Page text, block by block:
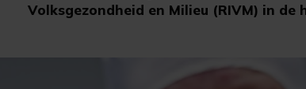
Volksgezondheid en Milieu (RIVM) in